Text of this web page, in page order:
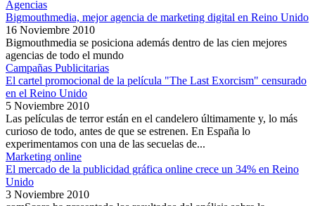
Agencias
Bigmouthmedia, mejor agencia de marketing digital en Reino Unido
16 Noviembre 2010
Bigmouthmedia se posiciona además dentro de las cien mejores
agencias de todo el mundo
Campañas Publicitarias
El cartel promocional de la película "The Last Exorcism" censurado
en el Reino Unido
5 Noviembre 2010
Las películas de terror están en el candelero últimamente y, lo más
curioso de todo, antes de que se estrenen. En España lo
experimentamos con una de las secuelas de...
Marketing online
El mercado de la publicidad gráfica online crece un 34% en Reino
Unido
3 Noviembre 2010